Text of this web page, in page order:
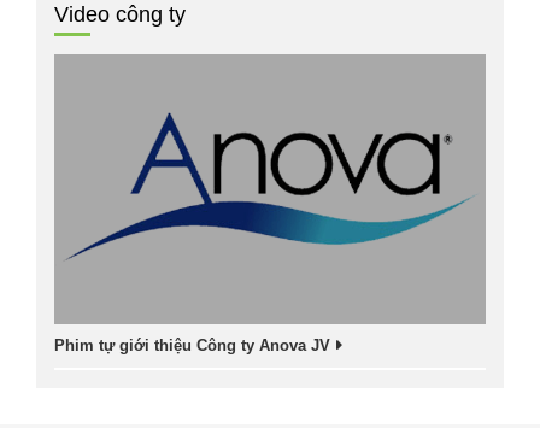
Video công ty
Phim tự giới thiệu Công ty Anova JV